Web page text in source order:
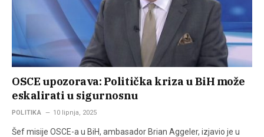
OSCE upozorava: Politička kriza u BiH može
eskalirati u sigurnosnu
POLITIKA 10 lipnja, 2025
Šef misije OSCE-a u BiH, ambasador Brian Aggeler, izjavio je u